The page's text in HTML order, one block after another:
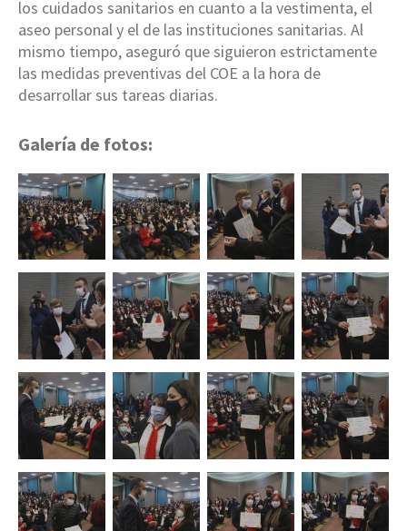
los cuidados sanitarios en cuanto a la vestimenta, el
aseo personal y el de las instituciones sanitarias. Al
mismo tiempo, aseguró que siguieron estrictamente
las medidas preventivas del COE a la hora de
desarrollar sus tareas diarias.
Galería de fotos: